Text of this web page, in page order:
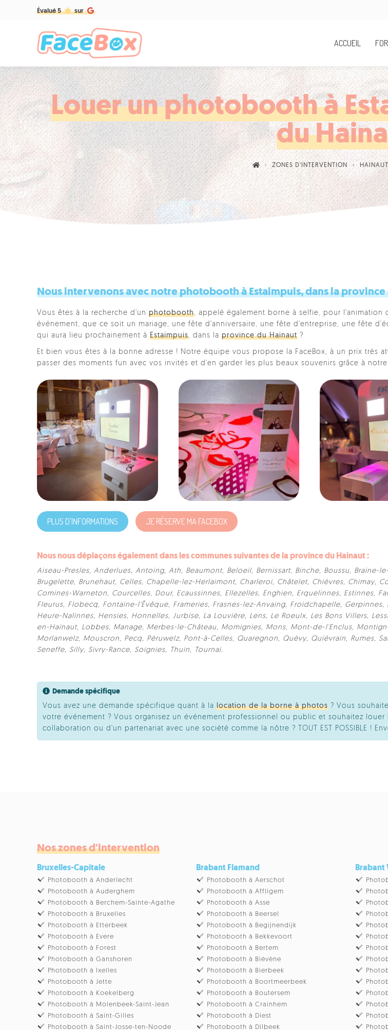
Évalué 5 sur
ACCUEIL
Louer un photobooth à
du
ZONES D'INTERVENTION HAINAUT
Nous intervenons avec notre photobooth à Estaimpuis, dans la province
Vous êtes à la recherche d'un photobooth, appelé également borne à selfie, pour l'animation
événement, que ce soit un mariage, une fête d'anniversaire, une fête d'entreprise, une fête
qui aura lieu prochainement à Estaimpuis, dans la province du Hainaut ?
Et bien vous êtes à la bonne adresse ! Notre équipe vous propose la FaceBox, à un prix très
passer des moments fun avec vos invités et d'en garder les plus beaux souvenirs grâce à
PLUS D'INFORMATIONS JE RÉSERVE MA FACEBOX
Nous nous déplaçons également dans les communes suivantes de la province du Hainaut :
Aiseau-Presles, Anderlues, Antoing, Ath, Beaumont, Beloeil, Bernissart, Binche, Boussu, Braine-
Brugelette, Brunehaut, Celles, Chapelle-lez-Herlaimont, Charleroi, Châtelet, Chièvres, Chimay,
Comines-Warneton, Courcelles, Dour, Ecaussinnes, Ellezelles, Enghien, Erquelinnes, Estinnes,
Fleurus, Flobecq, Fontaine-l'Êvêque, Frameries, Frasnes-lez-Anvaing, Froidchapelle, Gerpinnes,
Heure-Nalinnes, Hensies, Honnelles, Jurbise, La Louvière, Lens, Le Roeulx, Les Bons Villers,
en-Hainaut, Lobbes, Manage, Merbes-le-Château, Momignies, Mons, Mont-de-l'Enclus,
Morlanwelz, Mouscron, Pecq, Péruwelz, Pont-à-Celles, Quaregnon, Quévy, Quiévrain, Rumes,
Seneffe, Silly, Sivry-Rance, Soignies, Thuin, Tournai.
Demande spécifique
Vous avez une demande spécifique quant à la location de la borne à photos ? Vous
votre événement ? Vous organisez un événement professionnel ou public et souhaitez
collaboration ou d'un partenariat avec une société comme la nôtre ? TOUT EST POSSIBLE !
Nos zones d'intervention
Bruxelles-Capitale
Photobooth à Anderlecht
Photobooth à Auderghem
Photobooth à Berchem-Sainte-Agathe
Photobooth à Bruxelles
Photobooth à Etterbeek
Photobooth à Evere
Photobooth à Forest
Photobooth à Ganshoren
Photobooth à Ixelles
Photobooth à Jette
Photobooth à Koekelberg
Photobooth à Molenbeek-Saint-Jean
Photobooth à Saint-Gilles
Photobooth à Saint-Josse-ten-Noode
Brabant Flamand
Photobooth à Aerschot
Photobooth à Affligem
Photobooth à Asse
Photobooth à Beersel
Photobooth à Begijnendijk
Photobooth à Bekkevoort
Photobooth à Bertem
Photobooth à Biévène
Photobooth à Bierbeek
Photobooth à Boortmeerbeek
Photobooth à Boutersem
Photobooth à Crainhem
Photobooth à Diest
Photobooth à Dilbeek
Brabant